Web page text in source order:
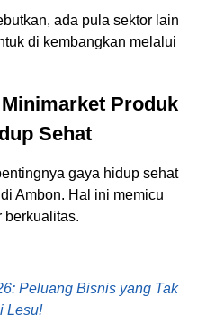
ada pula sektor lain
di kembangkan melalui
Produk
Sehat
gaya hidup sehat
Ambon. Hal ini memicu
berkualitas.
Peluang Bisnis yang Tak
Lesu!